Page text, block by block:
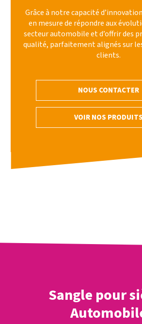
Grâce à notre capacité
en mesure de répondre aux
secteur automobile et d’offrir des
qualité, parfaitement alignés sur
clients.
NOUS CONTACTER
VOIR NOS PRODUITS
Sangle pour